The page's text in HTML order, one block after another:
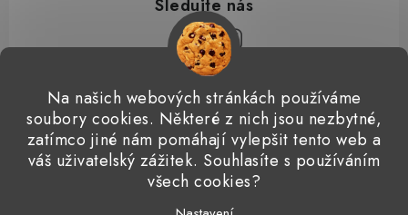
Na našich webových stránkách používáme
soubory cookies. Některé z nich jsou nezbytné,
zatímco jiné nám pomáhají vylepšit tento web a
váš uživatelský zážitek. Souhlasíte s používáním
všech cookies?
Přijímáme online platby
Detailingclub Dodo Juice Gyeon Quartz ValetPRO
Microfiber Madness